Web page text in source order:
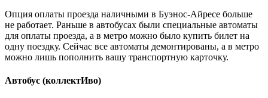
Опция оплаты проезда наличными в Буэнос-Айресе больше
не работает. Раньше в автобусах были специальные автоматы
для оплаты проезда, а в метро можно было купить билет на
одну поездку. Сейчас все автоматы демонтированы, а в метро
можно лишь пополнить вашу транспортную карточку.
Автобус (коллектИво)